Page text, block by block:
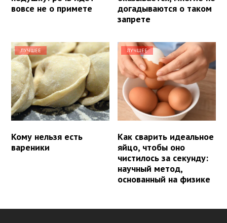
вовсе не о примете
догадываются о таком
запрете
ЛУЧШЕЕ
Кому нельзя есть
вареники
ЛУЧШЕЕ
Как сварить идеальное
яйцо, чтобы оно
чистилось за секунду:
научный метод,
основанный на физике